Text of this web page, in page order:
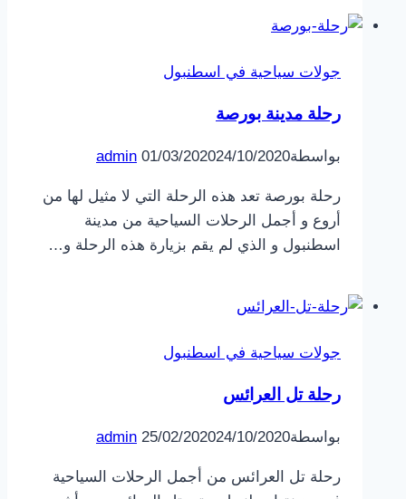
جولات سياحية في اسطنبول
رحلة مدينة بورصة
بواسطة admin 01/03/202024/10/2020
رحلة بورصة تعد هذه الرحلة التي لا مثيل لها من
أروع و أجمل الرحلات السياحية من مدينة
اسطنبول و الذي لم يقم بزيارة هذه الرحلة و…
جولات سياحية في اسطنبول
رحلة تل العرائس
بواسطة admin 25/02/202024/10/2020
رحلة تل العرائس من أجمل الرحلات السياحية